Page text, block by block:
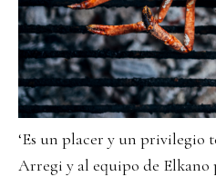
‘Es un placer y un privilegio
Arregi y al equipo de Elkano